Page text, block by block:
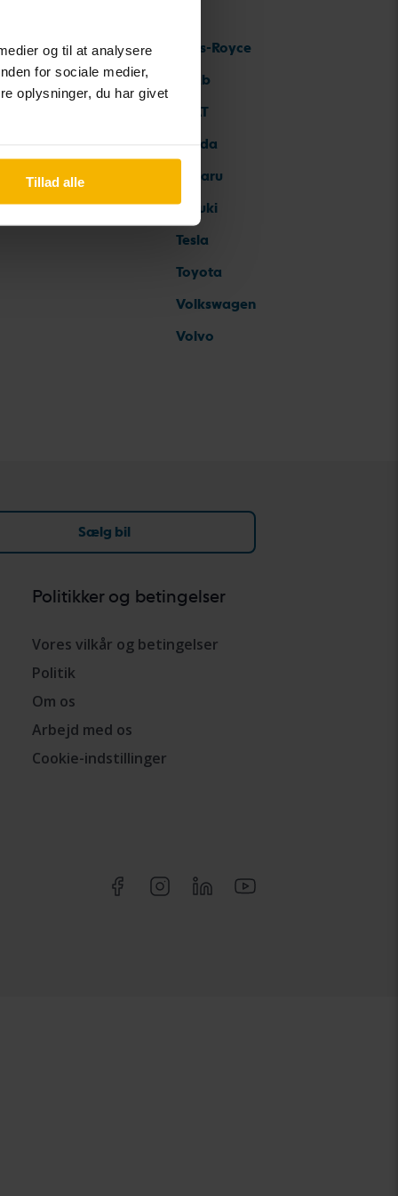
og til at analysere
for sociale medier,
oplysninger, du har givet
Tillad alle
Rolls-Royce
Saab
SEAT
Skoda
Subaru
Suzuki
Tesla
Toyota
Volkswagen
Volvo
Sælg bil
Politikker og betingelser
Vores vilkår og betingelser
Politik
Om os
Arbejd med os
Cookie-indstillinger